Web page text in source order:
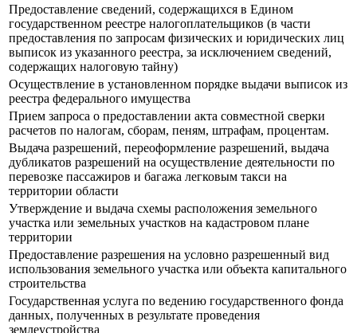
Предоставление сведений, содержащихся в Едином
государственном реестре налогоплательщиков (в части
предоставления по запросам физических и юридических лиц
выписок из указанного реестра, за исключением сведений,
содержащих налоговую тайну)
Осуществление в установленном порядке выдачи выписок из
реестра федерального имущества
Прием запроса о предоставлении акта совместной сверки
расчетов по налогам, сборам, пеням, штрафам, процентам.
Выдача разрешений, переоформление разрешений, выдача
дубликатов разрешений на осуществление деятельности по
перевозке пассажиров и багажа легковым такси на
территории области
Утверждение и выдача схемы расположения земельного
участка или земельных участков на кадастровом плане
территории
Предоставление разрешения на условно разрешенный вид
использования земельного участка или объекта капитального
строительства
Государственная услуга по ведению государственного фонда
данных, полученных в результате проведения
землеустройства